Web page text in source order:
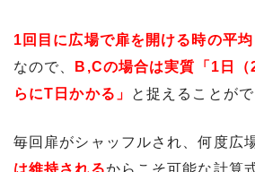
1回目に広場で扉を開ける時の平均
なので、
B,Cの場合は実質「1日（
らにT日かかる」
と捉えることがで
毎回扉がシャッフルされ、何度広
は維持されるからこそ可能な計算